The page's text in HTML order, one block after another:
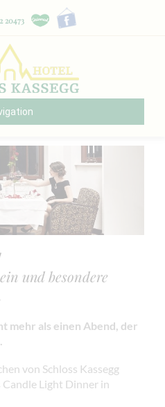
20473
und besondere
mehr als einen Abend, der
von Schloss Kassegg
Light Dinner in